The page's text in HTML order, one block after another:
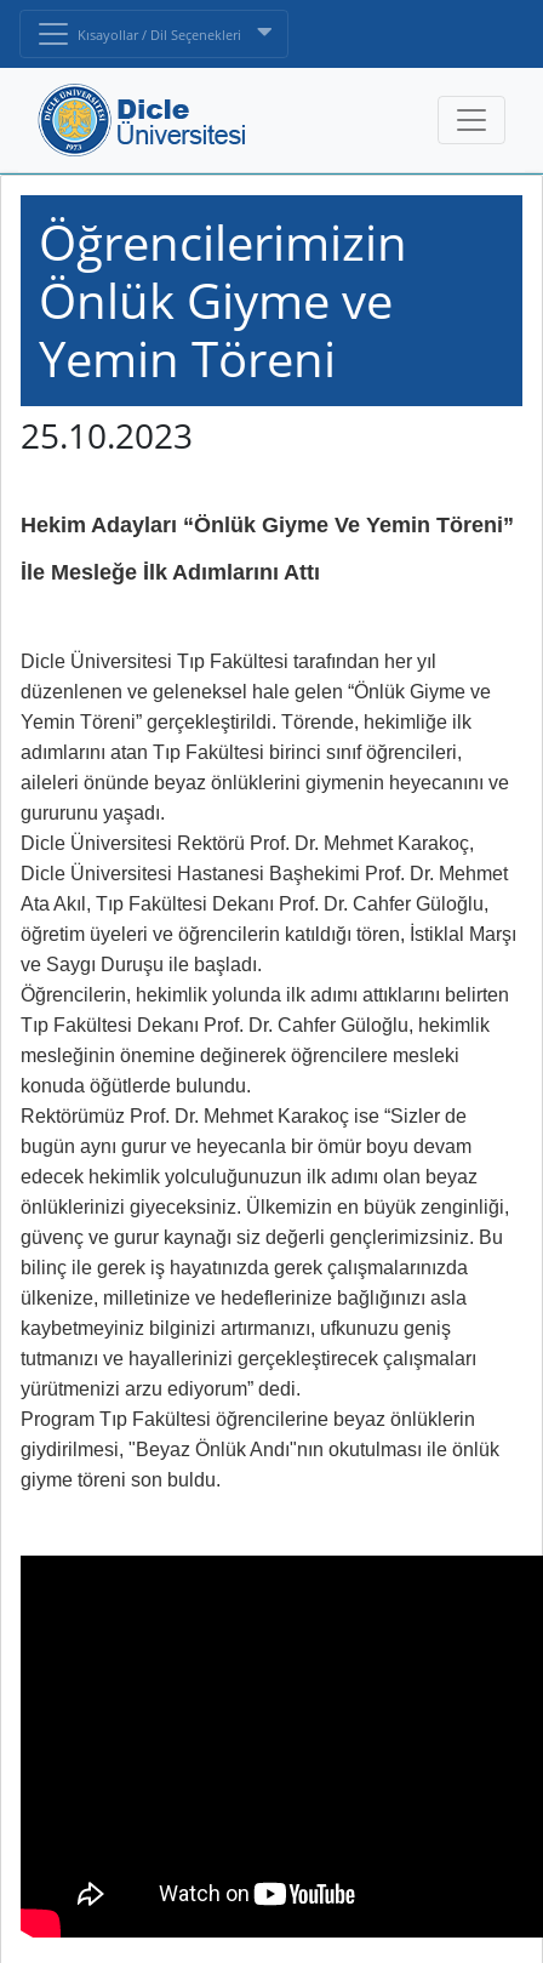
Kısayollar / Dil Seçenekleri
Öğrencilerimizin
Önlük Giyme ve
Yemin Töreni
25.10.2023
Hekim Adayları “Önlük Giyme Ve Yemin Töreni”
İle Mesleğe İlk Adımlarını Attı
Dicle Üniversitesi Tıp Fakültesi tarafından her yıl
düzenlenen ve geleneksel hale gelen “Önlük Giyme ve
Yemin Töreni” gerçekleştirildi. Törende, hekimliğe ilk
adımlarını atan Tıp Fakültesi birinci sınıf öğrencileri,
aileleri önünde beyaz önlüklerini giymenin heyecanını ve
gururunu yaşadı.
Dicle Üniversitesi Rektörü Prof. Dr. Mehmet Karakoç,
Dicle Üniversitesi Hastanesi Başhekimi Prof. Dr. Mehmet
Ata Akıl, Tıp Fakültesi Dekanı Prof. Dr. Cahfer Güloğlu,
öğretim üyeleri ve öğrencilerin katıldığı tören, İstiklal Marşı
ve Saygı Duruşu ile başladı.
Öğrencilerin, hekimlik yolunda ilk adımı attıklarını belirten
Tıp Fakültesi Dekanı Prof. Dr. Cahfer Güloğlu, hekimlik
mesleğinin önemine değinerek öğrencilere mesleki
konuda öğütlerde bulundu.
Rektörümüz Prof. Dr. Mehmet Karakoç ise “Sizler de
bugün aynı gurur ve heyecanla bir ömür boyu devam
edecek hekimlik yolculuğunuzun ilk adımı olan beyaz
önlüklerinizi giyeceksiniz. Ülkemizin en büyük zenginliği,
güvenç ve gurur kaynağı siz değerli gençlerimizsiniz. Bu
bilinç ile gerek iş hayatınızda gerek çalışmalarınızda
ülkenize, milletinize ve hedeflerinize bağlığınızı asla
kaybetmeyiniz bilginizi artırmanızı, ufkunuzu geniş
tutmanızı ve hayallerinizi gerçekleştirecek çalışmaları
yürütmenizi arzu ediyorum” dedi.
Program Tıp Fakültesi öğrencilerine beyaz önlüklerin
giydirilmesi, "Beyaz Önlük Andı"nın okutulması ile önlük
giyme töreni son buldu.